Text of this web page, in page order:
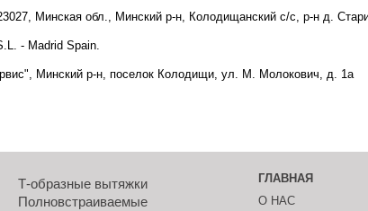
Минская обл., Минский р-н, Колодищанский с/с, р-н д.
- Madrid Spain.
Минский р-н, поселок Колодищи, ул. М. Молокович, д. 1а
Т-образные вытяжки
Полновстраиваемые
ГЛАВНАЯ
О НАС